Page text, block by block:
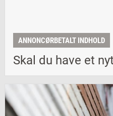
ANNONCØRBETALT INDHOLD
Skal du have et